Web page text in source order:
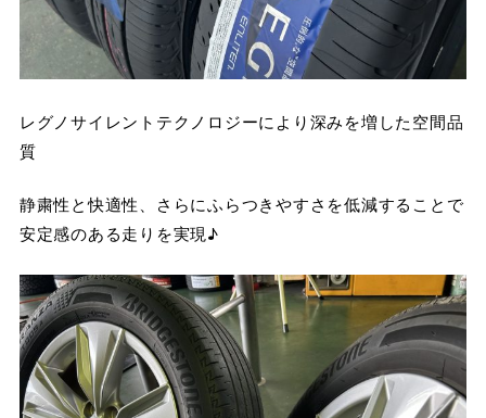
レグノサイレントテクノロジーにより深みを増した空間品
質
静粛性と快適性、さらにふらつきやすさを低減することで
安定感のある走りを実現♪